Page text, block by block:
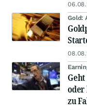
Gold:
oder
zu